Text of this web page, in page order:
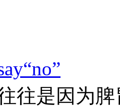
往是因为